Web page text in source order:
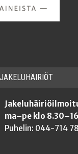
JAKE­LU­HÄI­RIÖT
ma–pe klo
Puhelin: 044-714